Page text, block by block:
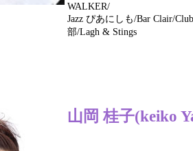
WALKER/
Jazz ぴあにしも/Bar Clair/
部/Lagh & Stings
山岡 桂子(keiko